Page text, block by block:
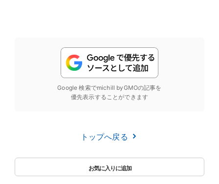
Google 検索でmichill byGMOの記事を
優先表示することができます
トップへ戻る